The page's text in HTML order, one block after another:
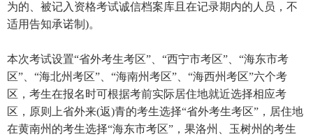
为的、被记入资格考试诚信档案库且在记录期内的人员，不
适用告知承诺制)。
本次考试设置“省外考生考区”、“西宁市考区”、“海东市考
区”、“海北州考区”、“海南州考区”、“海西州考区”六个考
区，考生在报名时可根据考前实际居住地就近选择相应考
区，原则上省外来(返)青的考生选择“省外考生考区”，居住地
在黄南州的考生选择“海东市考区”，果洛州、玉树州的考生